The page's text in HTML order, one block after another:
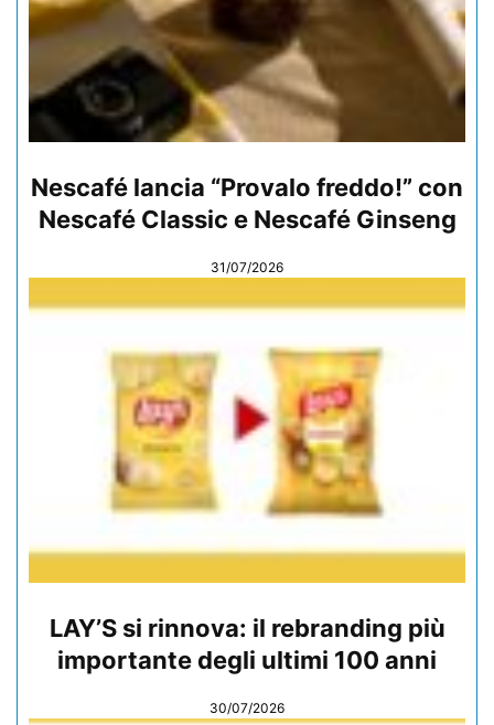
Nescafé lancia “Provalo freddo!” con
Nescafé Classic e Nescafé Ginseng
31/07/2026
LAY’S si rinnova: il rebranding più
importante degli ultimi 100 anni
30/07/2026